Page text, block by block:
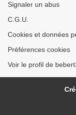
Signaler un abus
C.G.U.
Cookies et données
Préférences cookies
Voir le profil de